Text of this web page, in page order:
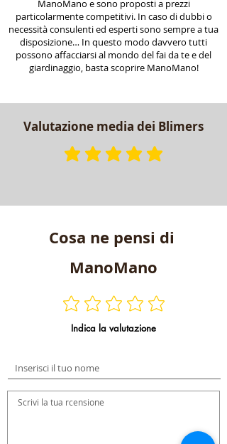
ManoMano e sono proposti a prezzi
particolarmente competitivi. In caso di dubbi o
necessità consulenti ed esperti sono sempre a tua
disposizione… In questo modo davvero tutti
possono affacciarsi al mondo del fai da te e del
giardinaggio, basta scoprire ManoMano!
Valutazione media dei Blimers
la valutazione
Cosa ne pensi di
ManoMano
Indica la valutazione